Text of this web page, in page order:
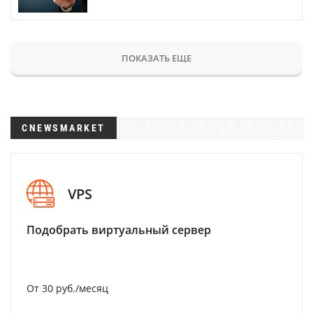
ПОКАЗАТЬ ЕЩЕ
CNEWSMARKET
VPS
Подобрать виртуальный сервер
От 30 руб./месяц